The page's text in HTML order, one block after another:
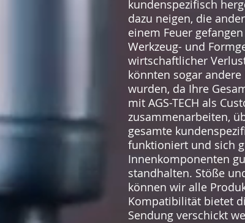
kundenspezifisch
dazu neigen, die
einem Feuer
Werkzeug- und
wirtschaftlicher
könnten sogar
wurden, da Ihre
mit AGS-TECH als
zusammenarbeiten,
gesamte
funktioniert und sich
Innenkomponenten
standhalten. Stöße
können wir alle
Kompatibilität bietet
Sendung verschickt